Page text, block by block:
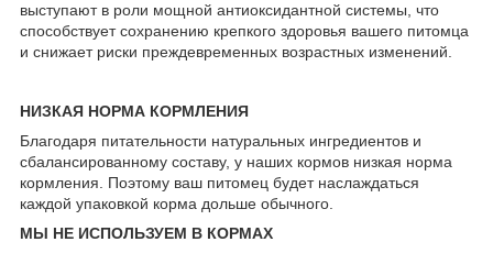
выступают в роли мощной антиоксидантной системы, что
способствует сохранению крепкого здоровья вашего питомца
и снижает риски преждевременных возрастных изменений.
НИЗКАЯ НОРМА КОРМЛЕНИЯ
Благодаря питательности натуральных ингредиентов и
сбалансированному составу, у наших кормов низкая норма
кормления. Поэтому ваш питомец будет наслаждаться
каждой упаковкой корма дольше обычного.
МЫ НЕ ИСПОЛЬЗУЕМ В КОРМАХ